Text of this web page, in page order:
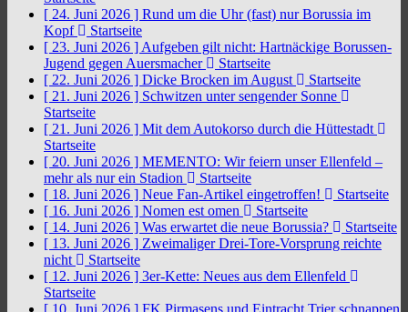
[ 24. Juni 2026 ] Rund um die Uhr (fast) nur Borussia im
Kopf
Startseite
[ 23. Juni 2026 ] Aufgeben gilt nicht: Hartnäckige Borussen-
Jugend gegen Auersmacher
Startseite
[ 22. Juni 2026 ] Dicke Brocken im August
Startseite
[ 21. Juni 2026 ] Schwitzen unter sengender Sonne
Startseite
[ 21. Juni 2026 ] Mit dem Autokorso durch die Hüttestadt
Startseite
[ 20. Juni 2026 ] MEMENTO: Wir feiern unser Ellenfeld –
mehr als nur ein Stadion
Startseite
[ 18. Juni 2026 ] Neue Fan-Artikel eingetroffen!
Startseite
[ 16. Juni 2026 ] Nomen est omen
Startseite
[ 14. Juni 2026 ] Was erwartet die neue Borussia?
Startseite
[ 13. Juni 2026 ] Zweimaliger Drei-Tore-Vorsprung reichte
nicht
Startseite
[ 12. Juni 2026 ] 3er-Kette: Neues aus dem Ellenfeld
Startseite
[ 10. Juni 2026 ] FK Pirmasens und Eintracht Trier schnappen